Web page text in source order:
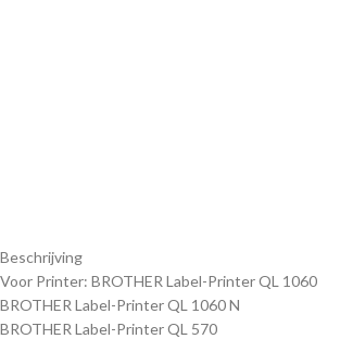
Beschrijving
Voor Printer: BROTHER Label-Printer QL 1060
BROTHER Label-Printer QL 1060 N
BROTHER Label-Printer QL 570